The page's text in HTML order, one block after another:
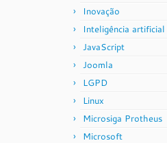
Inovação
Inteligência artificial
JavaScript
Joomla
LGPD
Linux
Microsiga Protheus
Microsoft